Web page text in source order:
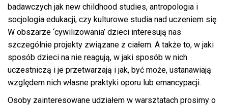
badawczych jak new childhood studies, antropologia i
socjologia edukacji, czy kulturowe studia nad uczeniem się.
W obszarze ‘cywilizowania’ dzieci interesują nas
szczególnie projekty związane z ciałem. A także to, w jaki
sposób dzieci na nie reagują, w jaki sposób w nich
uczestniczą i je przetwarzają i jak, być może, ustanawiają
względem nich własne praktyki oporu lub emancypacji.
Osoby zainteresowane udziałem w warsztatach prosimy o